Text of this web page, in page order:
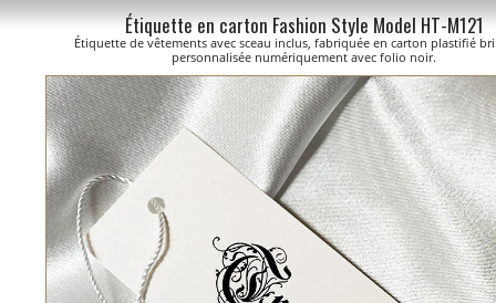
Étiquette en carton Fashion Style Model HT-M121
Étiquette de vêtements avec sceau inclus, fabriquée en carton plastifié
personnalisée numériquement avec folio noir.